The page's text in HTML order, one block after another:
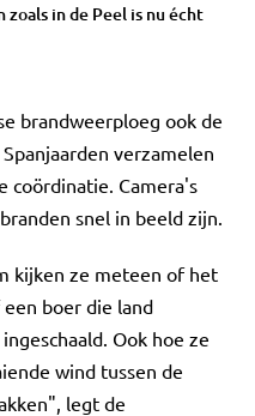
in de Peel is nu écht
brandweerploeg ook de
verzamelen
coördinatie. Camera's
snel in beeld zijn.
kijken ze meteen of het
boer die land
Ook hoe ze
wind tussen de
legt de